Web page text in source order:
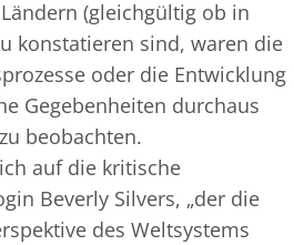
(gleichgültig ob in
konstatieren sind, waren die
oder die Entwicklung
Gegebenheiten durchaus
beobachten.
auf die kritische
Beverly Silvers, „der die
des Weltsystems